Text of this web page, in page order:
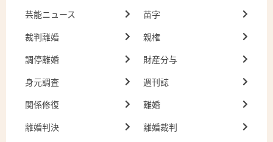
芸能ニュース
苗字
裁判離婚
親権
調停離婚
財産分与
身元調査
週刊誌
関係修復
離婚
離婚判決
離婚裁判